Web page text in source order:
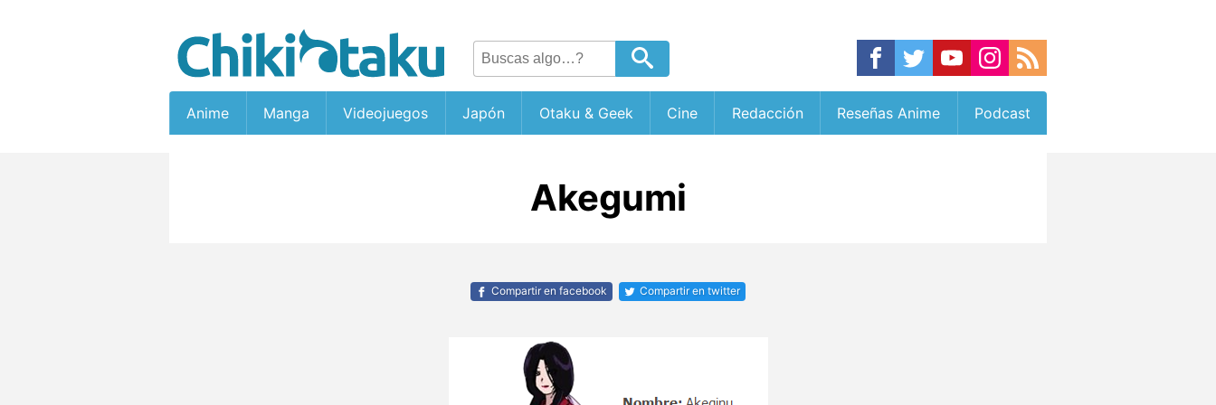
Anime Manga Videojuegos Japón Otaku & Geek Cine Redacción Reseñas Anime Podcast
Akegumi
Compartir en facebook Compartir en twitter